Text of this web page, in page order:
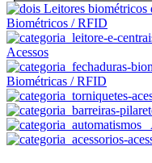
Biométricos / RFID
Acessos
Biométricas / RFID